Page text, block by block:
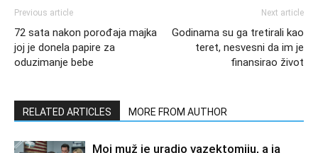
Previous article
72 sata nakon porođaja majka
joj je donela papire za
oduzimanje bebe
Next article
Godinama su ga tretirali kao
teret, nesvesni da im je
finansirao život
RELATED ARTICLES MORE FROM AUTHOR
Moj muž je uradio vazektomiju, a ja